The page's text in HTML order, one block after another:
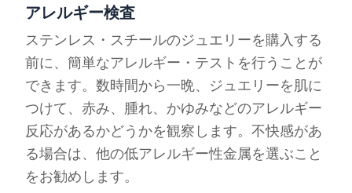
アレルギー検査
ステンレス・スチールのジュエリーを購入する
前に、簡単なアレルギー・テストを行うことが
できます。数時間から一晩、ジュエリーを肌に
つけて、赤み、腫れ、かゆみなどのアレルギー
反応があるかどうかを観察します。不快感があ
る場合は、他の低アレルギー性金属を選ぶこと
をお勧めします。